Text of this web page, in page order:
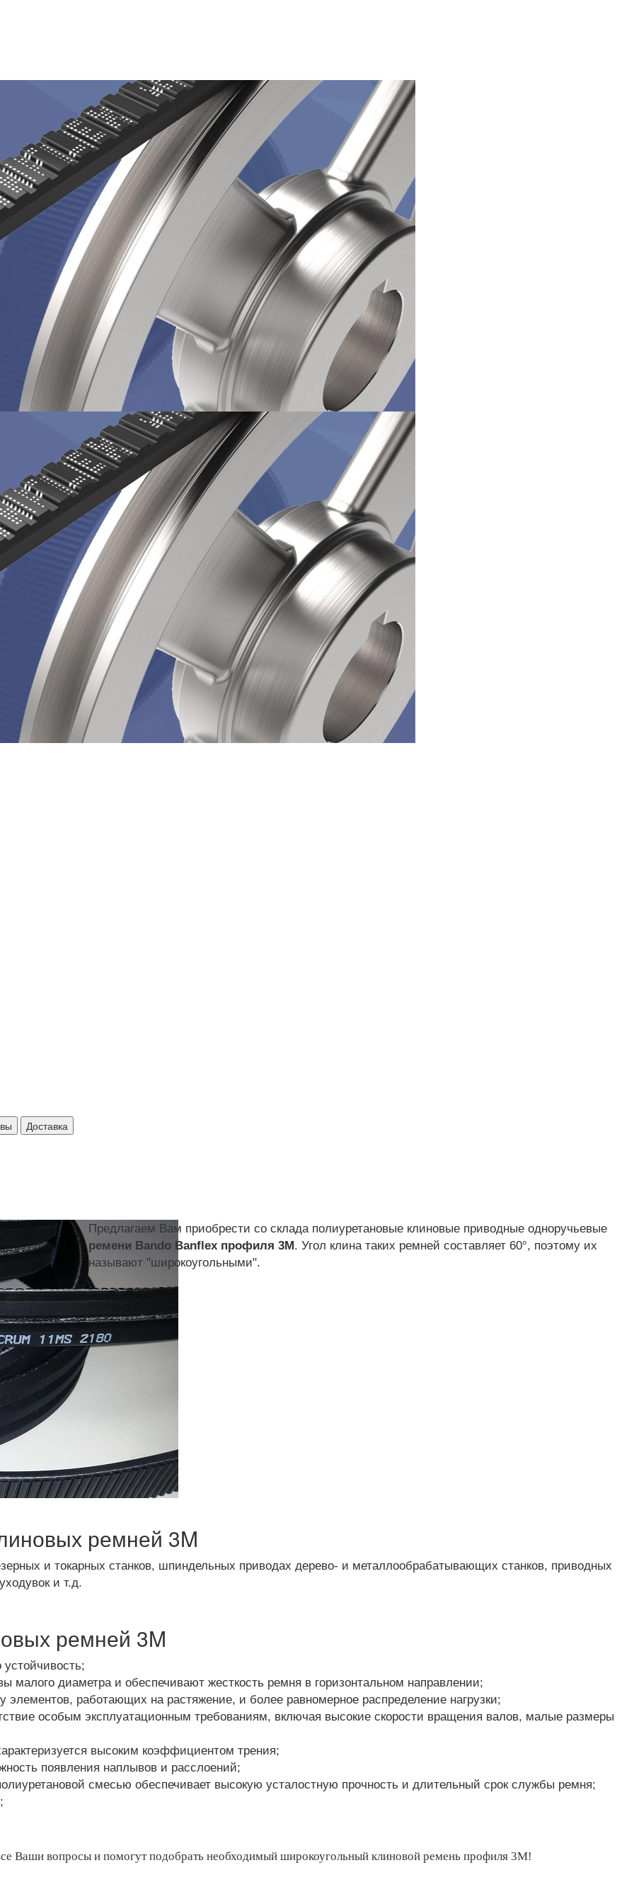
Доставка
Предлагаем Вам приобрести со склада полиуретановые клиновые приводные одноручьевые
ремени Bando Banflex профиля 3M. Угол клина таких ремней составляет 60°, поэтому их
называют "широкоугольными".
ремней 3M
и токарных станков, шпиндельных приводах дерево- и металлообрабатывающих станков, приводных
и т.д.
ремней 3M
диаметра и обеспечивают жесткость ремня в горизонтальном направлении;
элементов, работающих на растяжение, и более равномерное распределение нагрузки;
особым эксплуатационным требованиям, включая высокие скорости вращения валов, малые размеры
высоким коэффициентом трения;
появления наплывов и расслоений;
смесью обеспечивает высокую усталостную прочность и длительный срок службы ремня;
Ваши вопросы и помогут подобрать необходимый широкоугольный клиновой ремень профиля 3M!